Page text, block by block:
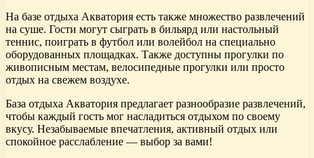
На базе отдыха Акватория есть также множество развлечений
на суше. Гости могут сыграть в бильярд или настольный
теннис, поиграть в футбол или волейбол на специально
оборудованных площадках. Также доступны прогулки по
живописным местам, велосипедные прогулки или просто
отдых на свежем воздухе.
База отдыха Акватория предлагает разнообразие развлечений,
чтобы каждый гость мог насладиться отдыхом по своему
вкусу. Незабываемые впечатления, активный отдых или
спокойное расслабление — выбор за вами!